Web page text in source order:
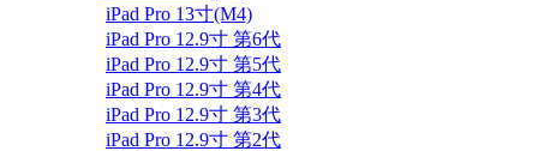
iPad Pro 13寸(M4)
iPad Pro 12.9寸 第6代
iPad Pro 12.9寸 第5代
iPad Pro 12.9寸 第4代
iPad Pro 12.9寸 第3代
iPad Pro 12.9寸 第2代